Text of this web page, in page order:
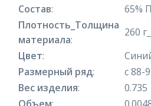
Состав:
65%
Плотность_Толщина
материала:
260
Цвет:
Размерный ряд:
с 88-
Вес изделия:
0.735